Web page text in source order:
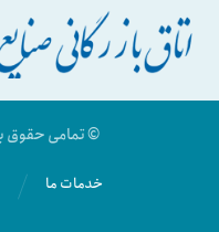
© تمامی حقوق
خدمات ما